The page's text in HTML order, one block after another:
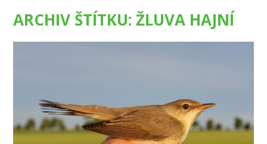
ARCHIV ŠTÍTKU:ŽLUVA HAJNÍ